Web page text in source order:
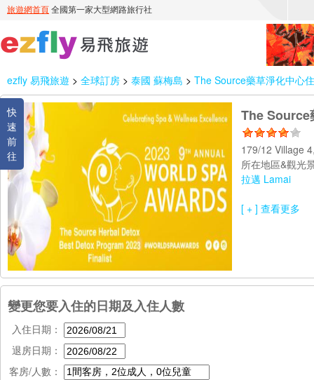
ezfly 易飛旅遊 > 全球訂房 > 泰國 蘇梅島 > The Source藥草淨化中心
快
速
前
往
The Source
179/12 Village
所在地區&觀光
拉邁 Lamai
[ + ] 查看更多
變更您要入住的日期及入住人數
入住日期：
退房日期：
客房/人數：